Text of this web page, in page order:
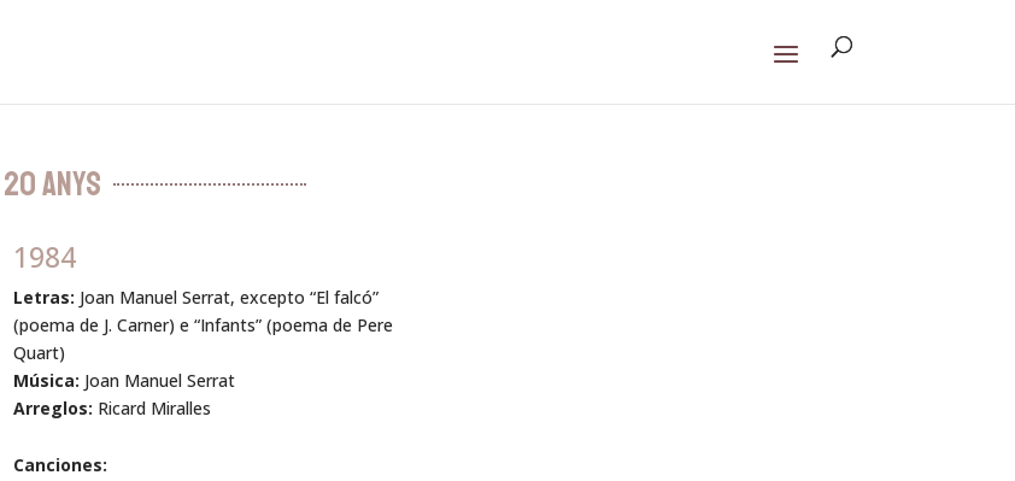
anys
1984
Letras: Joan Manuel Serrat, excepto “El falcó”
(poema de J. Carner) e “Infants” (poema de Pere
Quart)
Música: Joan Manuel Serrat
Arreglos: Ricard Miralles
Canciones: